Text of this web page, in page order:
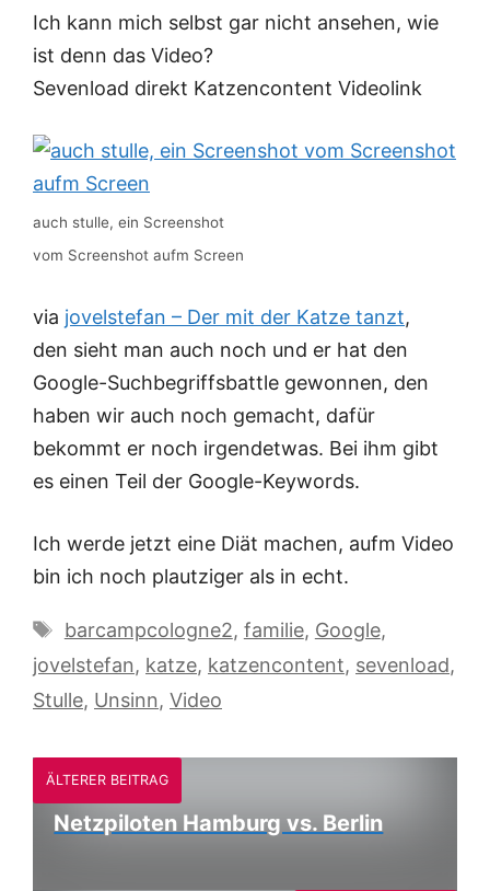
Ich kann mich selbst gar nicht ansehen, wie
ist denn das Video?
Sevenload direkt Katzencontent Videolink
auch stulle, ein Screenshot
vom Screenshot aufm Screen
via jovelstefan – Der mit der Katze tanzt,
den sieht man auch noch und er hat den
Google-Suchbegriffsbattle gewonnen, den
haben wir auch noch gemacht, dafür
bekommt er noch irgendetwas. Bei ihm gibt
es einen Teil der Google-Keywords.
Ich werde jetzt eine Diät machen, aufm Video
bin ich noch plautziger als in echt.
Schlagwörter
barcampcologne2, familie, Google,
jovelstefan, katze, katzencontent, sevenload,
Stulle, Unsinn, Video
ÄLTERER BEITRAG
Netzpiloten Hamburg vs. Berlin